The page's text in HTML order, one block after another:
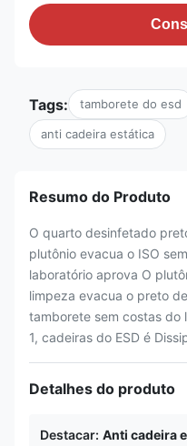
Tags: tamborete do esd
anti cadeira estática
Resumo do Produto
O quarto desinfetado
plutônio evacua o ISO
laboratório aprova O
limpeza evacua o preto
tamborete sem costas do
1, cadeiras do ESD é
Detalhes do produto
Destacar: Anti cadeira